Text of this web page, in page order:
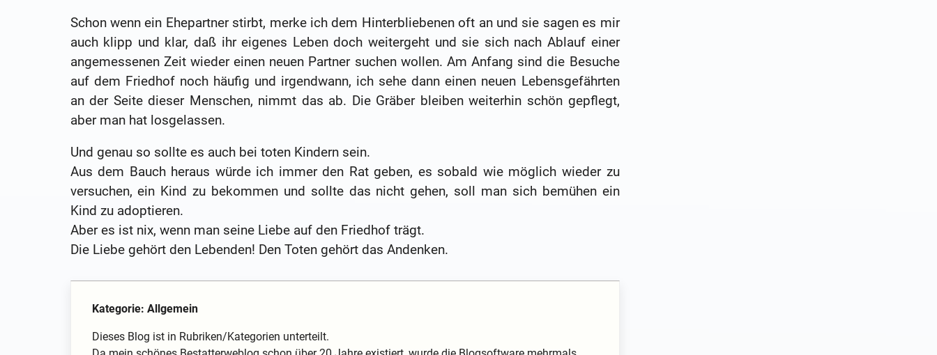
Schon wenn ein Ehepartner stirbt, merke ich dem Hinterbliebenen oft an und sie sagen es mir
auch klipp und klar, daß ihr eigenes Leben doch weitergeht und sie sich nach Ablauf einer
angemessenen Zeit wieder einen neuen Partner suchen wollen. Am Anfang sind die Besuche
auf dem Friedhof noch häufig und irgendwann, ich sehe dann einen neuen Lebensgefährten
an der Seite dieser Menschen, nimmt das ab. Die Gräber bleiben weiterhin schön gepflegt,
aber man hat losgelassen.
Und genau so sollte es auch bei toten Kindern sein.
Aus dem Bauch heraus würde ich immer den Rat geben, es sobald wie möglich wieder zu
versuchen, ein Kind zu bekommen und sollte das nicht gehen, soll man sich bemühen ein
Kind zu adoptieren.
Aber es ist nix, wenn man seine Liebe auf den Friedhof trägt.
Die Liebe gehört den Lebenden! Den Toten gehört das Andenken.
Kategorie: Allgemein
Dieses Blog ist in Rubriken/Kategorien unterteilt.